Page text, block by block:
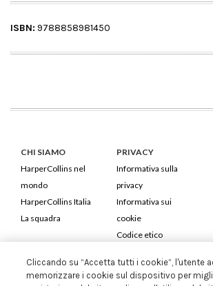
ISBN: 9788858981450
CHI SIAMO
HarperCollins nel
mondo
HarperCollins Italia
La squadra
PRIVACY
Informativa sulla
privacy
Informativa sui
cookie
Codice etico
HarperCollins Italia S.p.A. Viale Monte
Cliccando su “Accetta tutti i cookie”, l'utente
memorizzare i cookie sul dispositivo per